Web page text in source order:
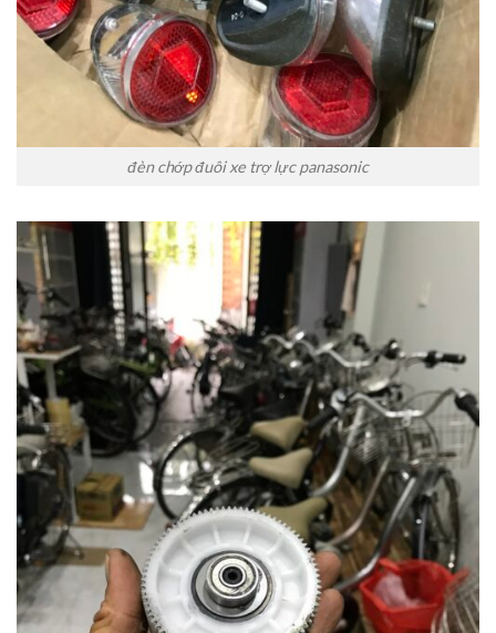
đèn chớp đuôi xe trợ lực panasonic